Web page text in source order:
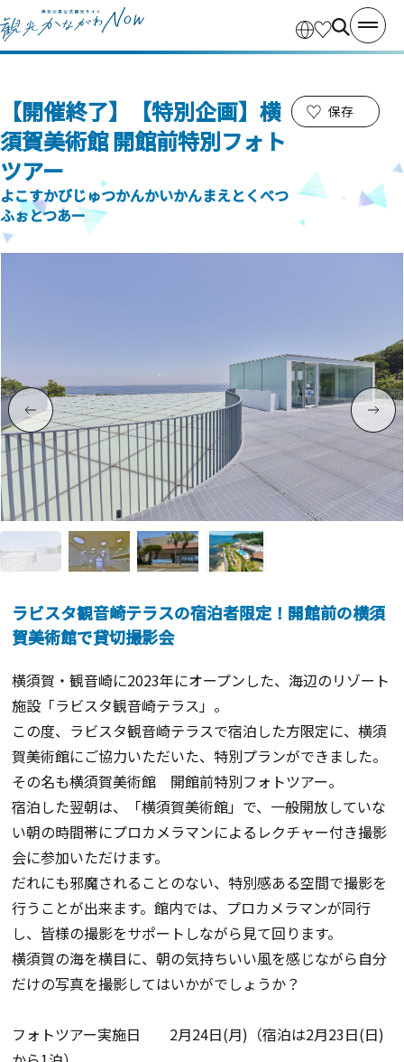
【開催終了】【特別企画】横
須賀美術館 開館前特別フォト
ツアー
よこすかびじゅつかんかいかんまえとくべつ
ふぉとつあー
保存
ラビスタ観音崎テラスの宿泊者限定！開館前の横須
賀美術館で貸切撮影会
横須賀・観音崎に2023年にオープンした、海辺のリゾート
施設「ラビスタ観音崎テラス」。
この度、ラビスタ観音崎テラスで宿泊した方限定に、横須
賀美術館にご協力いただいた、特別プランができました。
その名も横須賀美術館 開館前特別フォトツアー。
宿泊した翌朝は、「横須賀美術館」で、一般開放していな
い朝の時間帯にプロカメラマンによるレクチャー付き撮影
会に参加いただけます。
だれにも邪魔されることのない、特別感ある空間で撮影を
行うことが出来ます。館内では、プロカメラマンが同行
し、皆様の撮影をサポートしながら見て回ります。
横須賀の海を横目に、朝の気持ちいい風を感じながら自分
だけの写真を撮影してはいかがでしょうか？
フォトツアー実施日 2月24日(月)（宿泊は2月23日(日)